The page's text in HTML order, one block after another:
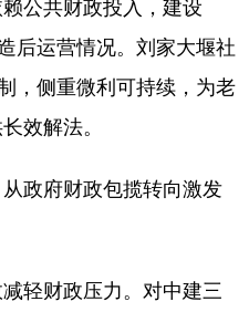
后运营情况。刘家大堰社
，侧重微利可持续，为老
效解法。
政府财政包揽转向激发
轻财政压力。对中建三